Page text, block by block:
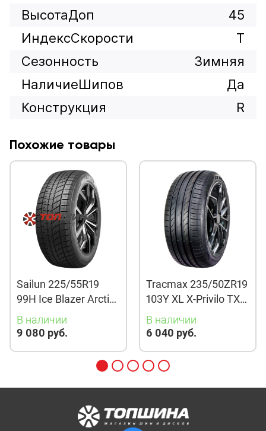
ВысотаДоп
45
ИндексСкорости
T
Сезонность
Зимняя
НаличиеШипов
Да
Конструкция
R
Похожие товары
Sailun 225/55R19
99H Ice Blazer Arctic
Evo TL
В наличии
9 080 руб.
Tracmax 235/50ZR19
103Y XL X-Privilo TX3
TL
В наличии
6 040 руб.